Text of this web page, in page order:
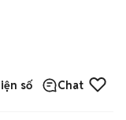
số Chat